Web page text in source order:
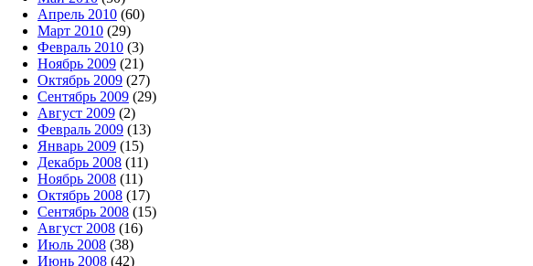
Апрель 2010 (60)
Март 2010 (29)
Февраль 2010 (3)
Ноябрь 2009 (21)
Октябрь 2009 (27)
Сентябрь 2009 (29)
Август 2009 (2)
Февраль 2009 (13)
Январь 2009 (15)
Декабрь 2008 (11)
Ноябрь 2008 (11)
Октябрь 2008 (17)
Сентябрь 2008 (15)
Август 2008 (16)
Июль 2008 (38)
Июнь 2008 (42)